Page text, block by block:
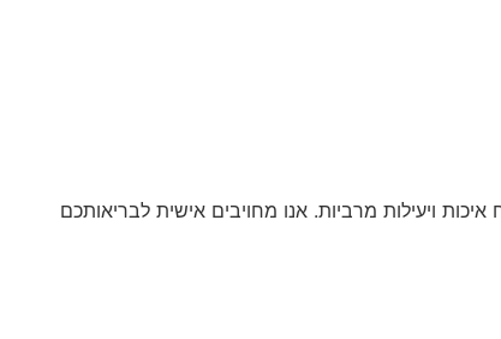
ויעילות מרביות. אנו מחויבים אישית לבריאותכם